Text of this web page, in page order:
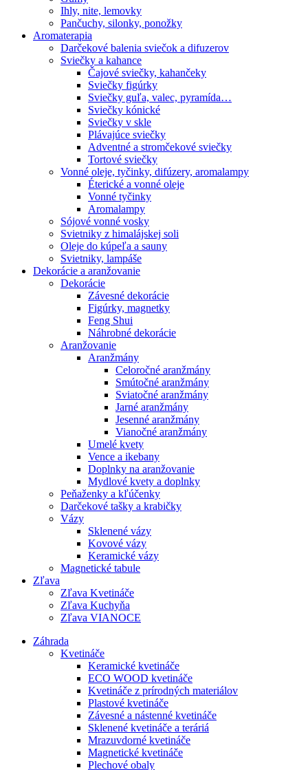
Ihly, nite, lemovky
Pančuchy, silonky, ponožky
Aromaterapia
Darčekové balenia sviečok a difuzerov
Sviečky a kahance
Čajové sviečky, kahančeky
Sviečky figúrky
Sviečky guľa, valec, pyramída…
Sviečky kónické
Sviečky v skle
Plávajúce sviečky
Adventné a stromčekové sviečky
Tortové sviečky
Vonné oleje, tyčinky, difúzery, aromalampy
Éterické a vonné oleje
Vonné tyčinky
Aromalampy
Sójové vonné vosky
Svietniky z himalájskej soli
Oleje do kúpeľa a sauny
Svietniky, lampáše
Dekorácie a aranžovanie
Dekorácie
Závesné dekorácie
Figúrky, magnetky
Feng Shui
Náhrobné dekorácie
Aranžovanie
Aranžmány
Celoročné aranžmány
Smútočné aranžmány
Sviatočné aranžmány
Jarné aranžmány
Jesenné aranžmány
Vianočné aranžmány
Umelé kvety
Vence a ikebany
Doplnky na aranžovanie
Mydlové kvety a doplnky
Peňaženky a kľúčenky
Darčekové tašky a krabičky
Vázy
Sklenené vázy
Kovové vázy
Keramické vázy
Magnetické tabule
Zľava
Zľava Kvetináče
Zľava Kuchyňa
Zľava VIANOCE
Záhrada
Kvetináče
Keramické kvetináče
ECO WOOD kvetináče
Kvetináče z prírodných materiálov
Plastové kvetináče
Závesné a nástenné kvetináče
Sklenené kvetináče a teráriá
Mrazuvdorné kvetináče
Magnetické kvetináče
Plechové obaly